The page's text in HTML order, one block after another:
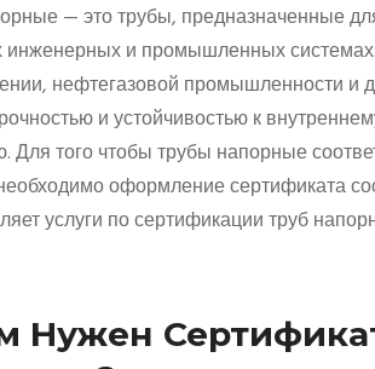
— это трубы, предназначенные
инженерных и промышленных
нефтегазовой промышленности
и устойчивостью к
Для того чтобы трубы напорные
оформление сертификата
услуги по сертификации труб
Нужен